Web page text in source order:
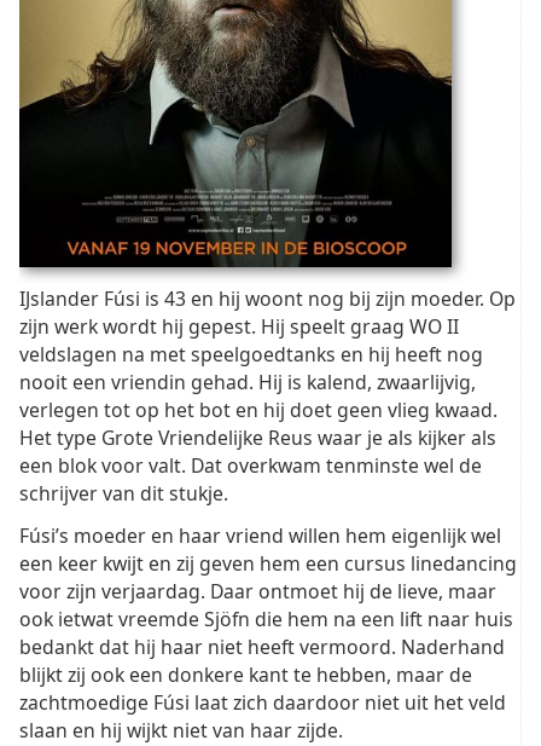
IJslander Fúsi is 43 en hij woont nog bij zijn moeder. Op
zijn werk wordt hij gepest. Hij speelt graag WO II
veldslagen na met speelgoedtanks en hij heeft nog
nooit een vriendin gehad. Hij is kalend, zwaarlijvig,
verlegen tot op het bot en hij doet geen vlieg kwaad.
Het type Grote Vriendelijke Reus waar je als kijker als
een blok voor valt. Dat overkwam tenminste wel de
schrijver van dit stukje.
Fúsi’s moeder en haar vriend willen hem eigenlijk wel
een keer kwijt en zij geven hem een cursus linedancing
voor zijn verjaardag. Daar ontmoet hij de lieve, maar
ook ietwat vreemde Sjöfn die hem na een lift naar huis
bedankt dat hij haar niet heeft vermoord. Naderhand
blijkt zij ook een donkere kant te hebben, maar de
zachtmoedige Fúsi laat zich daardoor niet uit het veld
slaan en hij wijkt niet van haar zijde.